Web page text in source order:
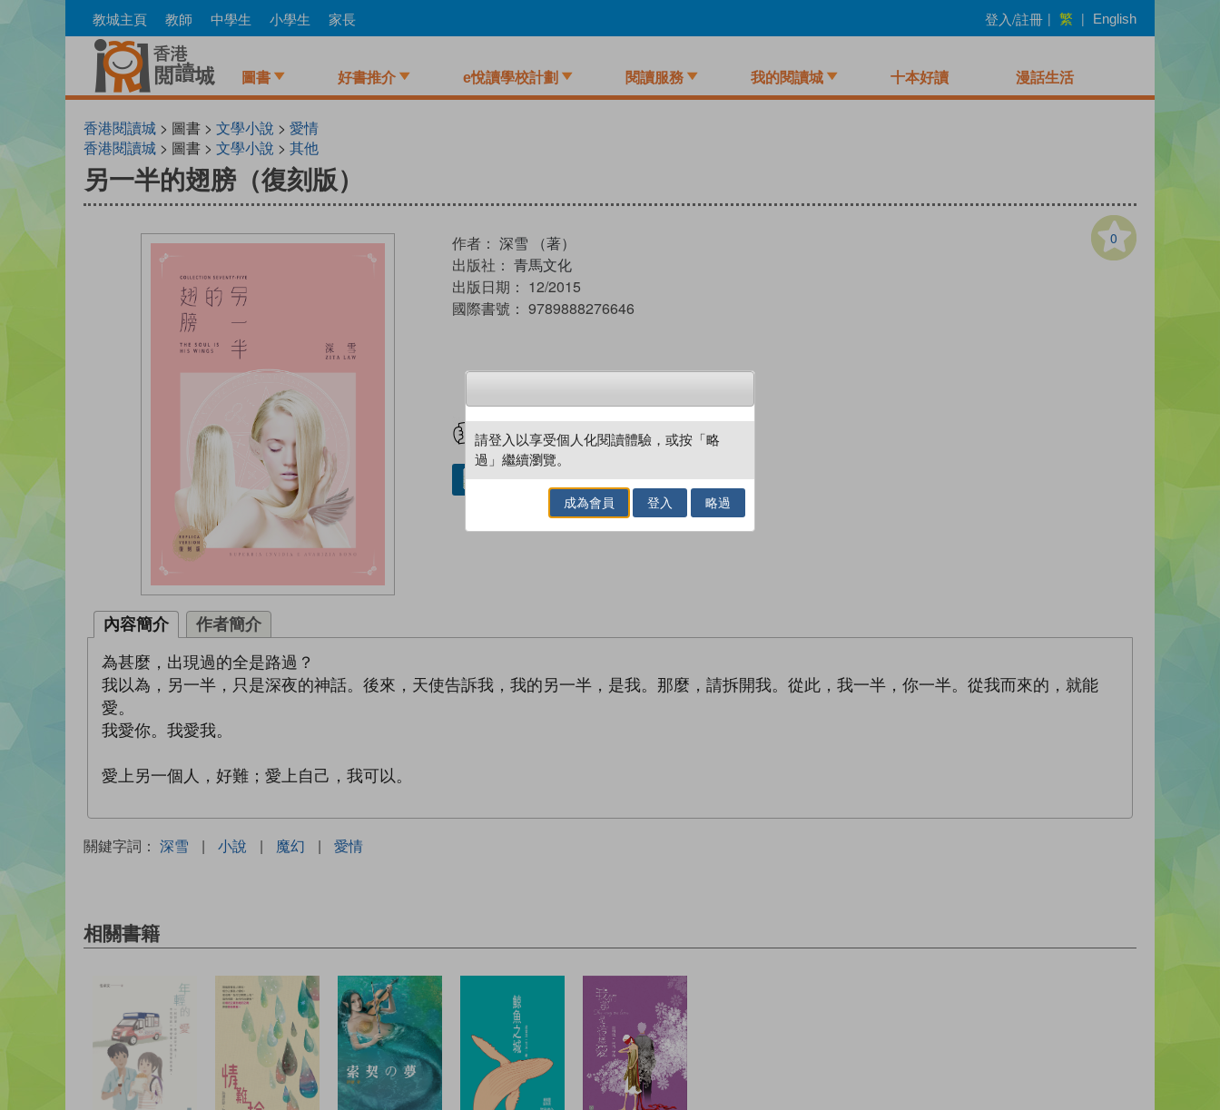
to
教城主頁 教師 中學生 小學生 家長 登入/註冊 | 繁 | English
圖書 好書推介 e悅讀學校計劃 閱讀服務 我的閱讀城 十本好讀 漫話生活
香港閱讀城 > 圖書 > 文學小說 > 愛情
香港閱讀城 > 圖書 > 文學小說 > 其他
另一半的翅膀（復刻版）
0
作者： 深雪 （著）
出版社： 青馬文化
出版日期： 12/2015
國際書號： 9789888276646
試閲 加入閱讀紀錄
借閱實體書
內容簡介 作者簡介
為甚麼，出現過的全是路過？
我以為，另一半，只是深夜的神話。後來，天使告訴我，我的另一半，是我。那麼，請拆開我。從此，我一半，你一半。從我而來的，就能
愛。
我愛你。我愛我。
愛上另一個人，好難；愛上自己，我可以。
關鍵字詞： 深雪 | 小說 | 魔幻 | 愛情
相關書籍
請登入以享受個人化閱讀體驗，或按「略
過」繼續瀏覽。
成為會員 登入 略過